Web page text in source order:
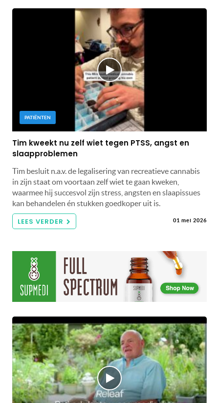
PATIËNTEN
Tim kweekt nu zelf wiet tegen PTSS, angst en
slaapproblemen
Tim besluit n.a.v. de legalisering van recreatieve cannabis
in zijn staat om voortaan zelf wiet te gaan kweken,
waarmee hij succesvol zijn stress, angsten en slaapissues
kan behandelen én stukken goedkoper uit is.
LEES VERDER 01 mei 2026